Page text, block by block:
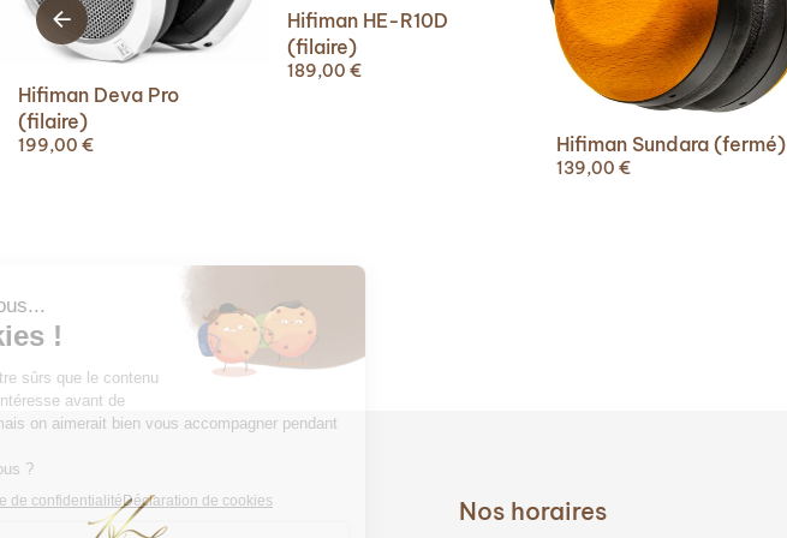
Hifiman Deva Pro
(filaire)
199,00 €
Hifiman HE-R10D
(filaire)
189,00 €
Hifiman Sundara (fermé)
139,00 €
Nos horaires